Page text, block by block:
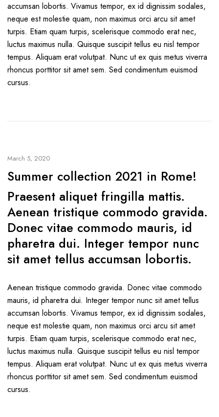
accumsan lobortis. Vivamus tempor, ex id dignissim sodales,
neque est molestie quam, non maximus orci arcu sit amet
turpis. Etiam quam turpis, scelerisque commodo erat nec,
luctus maximus nulla. Quisque suscipit tellus eu nisl tempor
tempus. Aliquam erat volutpat. Nunc ut ex quis metus viverra
rhoncus porttitor sit amet sem. Sed condimentum euismod
cursus.
March 5, 2020
Summer collection 2021 in Rome!
Praesent aliquet fringilla mattis.
Aenean tristique commodo gravida.
Donec vitae commodo mauris, id
pharetra dui. Integer tempor nunc
sit amet tellus accumsan lobortis.
Aenean tristique commodo gravida. Donec vitae commodo
mauris, id pharetra dui. Integer tempor nunc sit amet tellus
accumsan lobortis. Vivamus tempor, ex id dignissim sodales,
neque est molestie quam, non maximus orci arcu sit amet
turpis. Etiam quam turpis, scelerisque commodo erat nec,
luctus maximus nulla. Quisque suscipit tellus eu nisl tempor
tempus. Aliquam erat volutpat. Nunc ut ex quis metus viverra
rhoncus porttitor sit amet sem. Sed condimentum euismod
cursus.